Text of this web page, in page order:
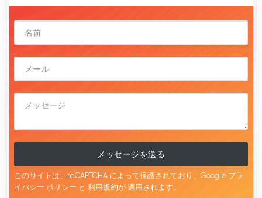
メッセージを送る
このサイトは、reCAPTCHA によって保護されており、Google プラ
イバシー ポリシー と 利用規約が 適用されます。